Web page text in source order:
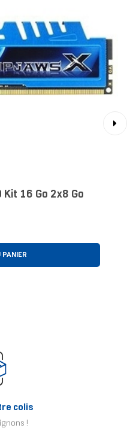
Kit 16 Go 2x8 Go
PANIER
colis
!